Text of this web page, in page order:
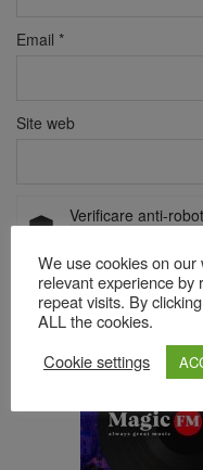
Email *
Site web
Verificare anti-robot
Acest site folosește
sunt procesate datele
We use cookies on
relevant experience by
repeat visits. By
ALL the cookies.
Cookie settings